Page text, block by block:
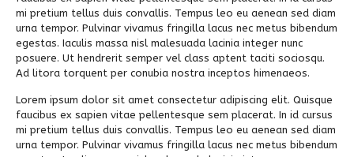
mi pretium tellus duis convallis. Tempus leo eu aenean sed diam
urna tempor. Pulvinar vivamus fringilla lacus nec metus bibendum
egestas. Iaculis massa nisl malesuada lacinia integer nunc
posuere. Ut hendrerit semper vel class aptent taciti sociosqu.
Ad litora torquent per conubia nostra inceptos himenaeos.
Lorem ipsum dolor sit amet consectetur adipiscing elit. Quisque
faucibus ex sapien vitae pellentesque sem placerat. In id cursus
mi pretium tellus duis convallis. Tempus leo eu aenean sed diam
urna tempor. Pulvinar vivamus fringilla lacus nec metus bibendum